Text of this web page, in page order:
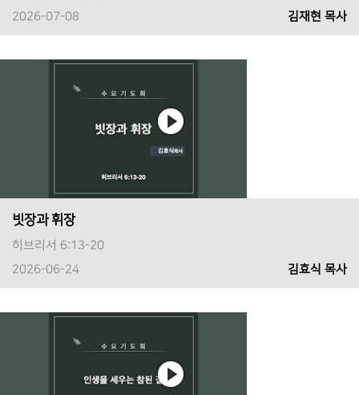
2026-07-08
김재현 목사
빗장과 휘장
히브리서 6:13-20
2026-06-24
김효식 목사